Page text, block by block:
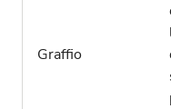
Graffio